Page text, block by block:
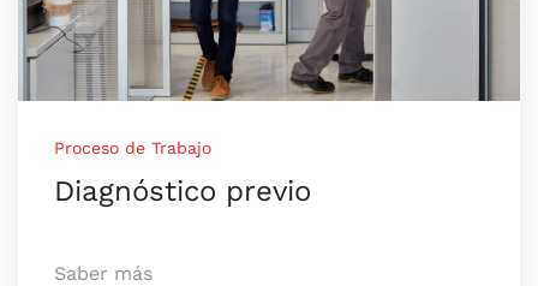
Proceso de Trabajo
Diagnóstico previo
Saber más